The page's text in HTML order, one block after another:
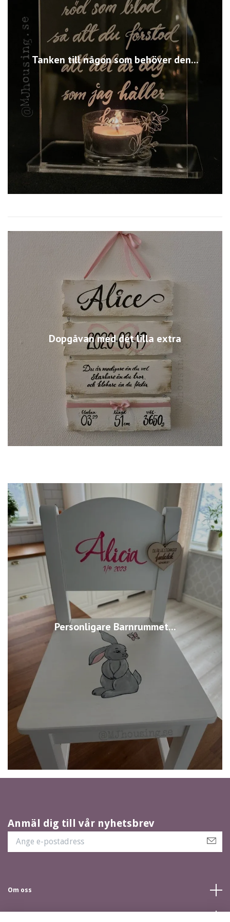
Tanken till någon som behöver den...
Dopgåvan med det lilla extra
Personligare Barnrummet...
Anmäl dig till vår nyhetsbrev
Om oss